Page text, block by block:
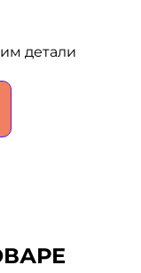
детали